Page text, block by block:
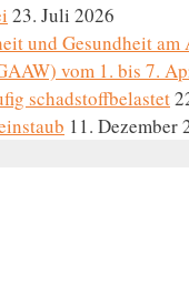
23. Juli 2026
und Gesundheit am
vom 1. bis 7.
schadstoffbelastet
11. Dezember